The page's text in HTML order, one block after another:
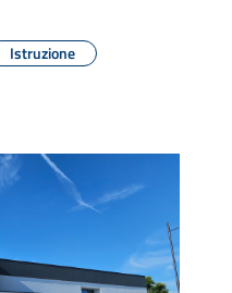
Istruzione